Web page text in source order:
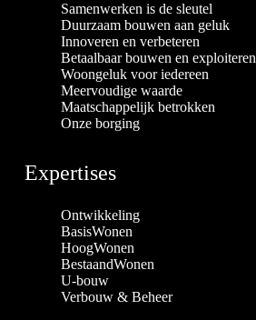
Samenwerken is de sleutel
Duurzaam bouwen aan geluk
Innoveren en verbeteren
Betaalbaar bouwen en exploiteren
Woongeluk voor iedereen
Meervoudige waarde
Maatschappelijk betrokken
Onze borging
Expertises
Ontwikkeling
BasisWonen
HoogWonen
BestaandWonen
U-bouw
Verbouw & Beheer